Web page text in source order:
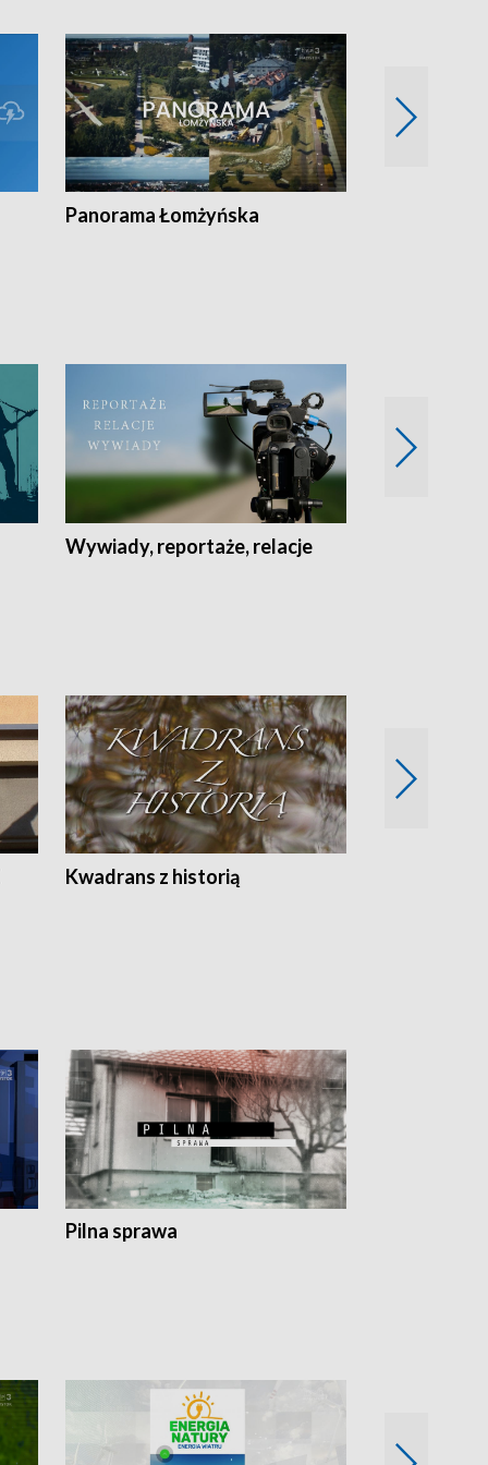
Panorama Łomżyńska
Wywiady, reportaże, relacje
Kwadrans z historią
Pilna sprawa